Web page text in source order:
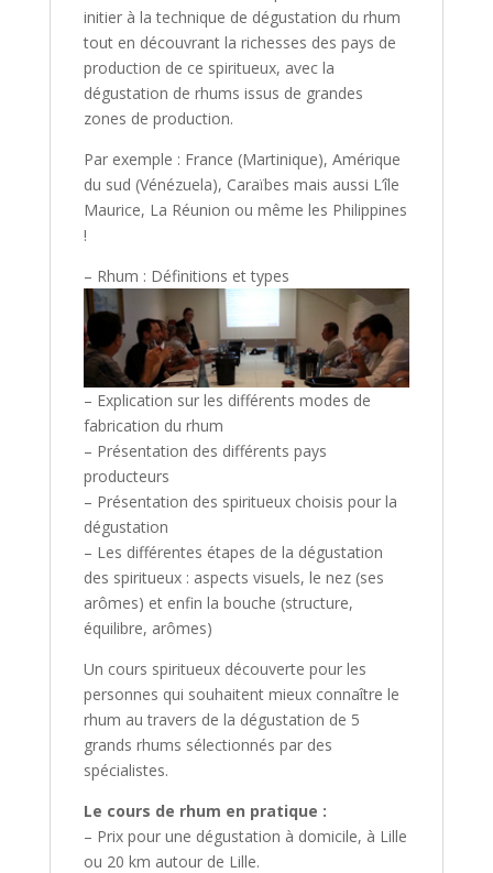
initier à la technique de dégustation du rhum
tout en découvrant la richesses des pays de
production de ce spiritueux, avec la
dégustation de rhums issus de grandes
zones de production.
Par exemple : France (Martinique), Amérique
du sud (Vénézuela), Caraïbes mais aussi L’île
Maurice, La Réunion ou même les Philippines
!
– Rhum : Définitions et types
– Explication sur les différents modes de
fabrication du rhum
– Présentation des différents pays
producteurs
– Présentation des spiritueux choisis pour la
dégustation
– Les différentes étapes de la dégustation
des spiritueux : aspects visuels, le nez (ses
arômes) et enfin la bouche (structure,
équilibre, arômes)
Un cours spiritueux découverte pour les
personnes qui souhaitent mieux connaître le
rhum au travers de la dégustation de 5
grands rhums sélectionnés par des
spécialistes.
Le cours de rhum en pratique :
– Prix pour une dégustation à domicile, à Lille
ou 20 km autour de Lille.